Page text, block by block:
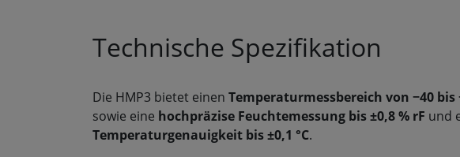
Technische Spezifikation
Die HMP3 bietet einen Temperaturmessbereich von −40 bis
sowie eine hochpräzise Feuchtemessung bis ±0,8 % rF und
Temperaturgenauigkeit bis ±0,1 °C.